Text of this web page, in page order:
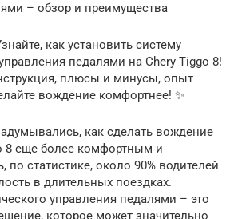
– обзор и преимущества
как установить систему
педалями на Chery Tiggo 8!
плюсы и минусы, опыт
вождение комфортнее! ✨
как сделать вождение
8 еще более комфортным и
по статистике, около 90% водителей
в длительных поездках.
управления педалями – это
которое может значительно